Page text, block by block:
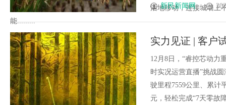
活地移动，连接城墙上
能.........
新民新闻网
实力见证 | 客户
挑战轻松拿捏
12月8日，“睿控芯动力
时实况运营直播”挑战
驶里程7559公里、累计
元，轻松完成“7天零故